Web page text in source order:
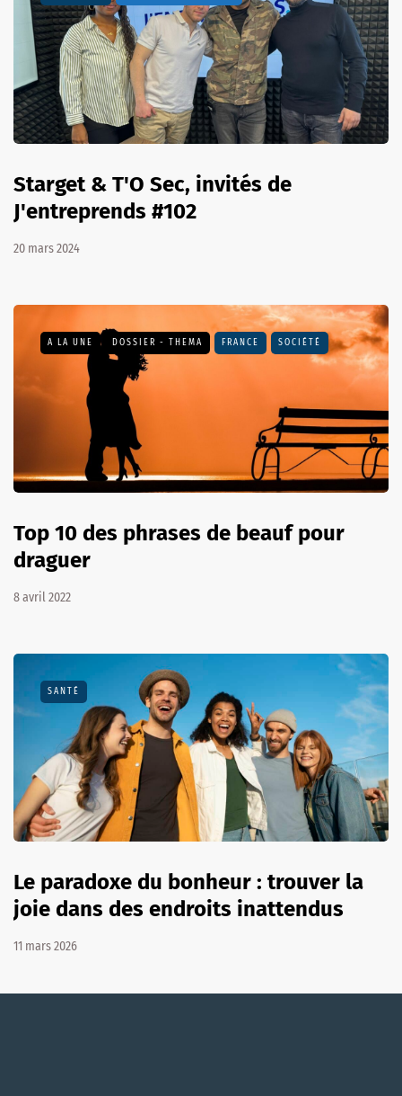
Starget & T'O Sec, invités de
J'entreprends #102
20 mars 2024
A LA UNE DOSSIER - THEMA FRANCE SOCIÉTÉ
Top 10 des phrases de beauf pour
draguer
8 avril 2022
SANTÉ
Le paradoxe du bonheur : trouver la
joie dans des endroits inattendus
11 mars 2026